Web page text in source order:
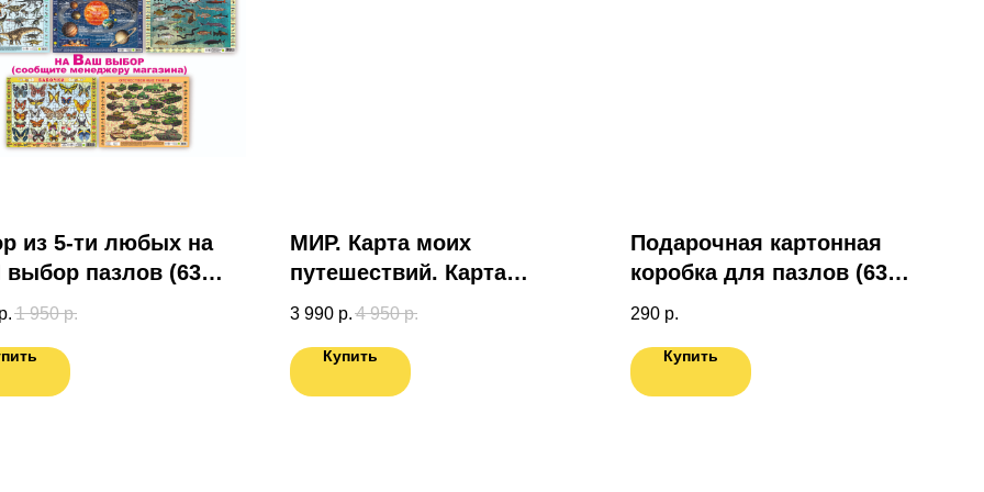
из 5-ти любых на
пазлов (63
р. 1 950 р.
МИР. Карта моих
путешествий. Карта
подготовленная
Карта России в ПОДАРОК
3 990 р. 4 950 р.
Купить
Подарочная картонная
коробка для пазлов (63
эл.)
290 р.
Купить